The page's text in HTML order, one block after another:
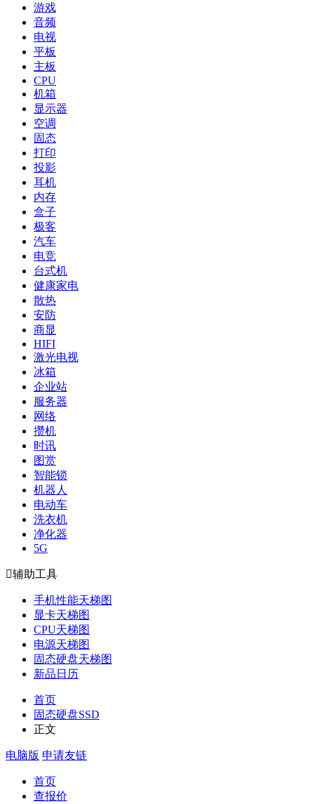
游戏
音频
电视
平板
主板
CPU
机箱
显示器
空调
固态
打印
投影
耳机
内存
盒子
极客
汽车
电竞
台式机
健康家电
散热
安防
商显
HIFI
激光电视
冰箱
企业站
服务器
网络
攒机
时讯
图赏
智能锁
机器人
电动车
洗衣机
净化器
5G
辅助工具
手机性能天梯图
显卡天梯图
CPU天梯图
电源天梯图
固态硬盘天梯图
新品日历
首页
固态硬盘SSD
正文
电脑版 申请友链
首页
查报价